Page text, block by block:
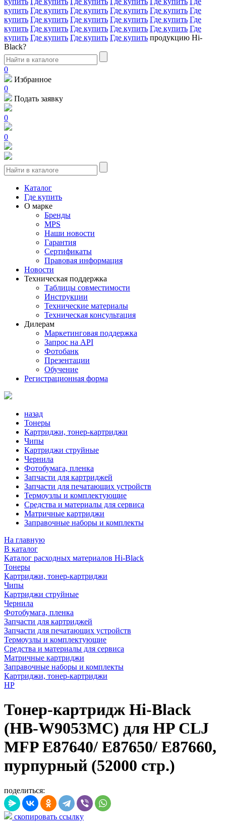
купить Где купить Где купить Где купить Где купить Где
купить Где купить Где купить Где купить Где купить Где
купить Где купить Где купить Где купить Где купить Где
купить Где купить Где купить Где купить продукцию Hi-
Black?
0
Избранное
0
Подать заявку
0
0
Каталог
Где купить
О марке
Бренды
MPS
Наши новости
Гарантия
Сертификаты
Правовая информация
Новости
Техническая поддержка
Таблицы совместимости
Инструкции
Технические материалы
Техническая консультация
Дилерам
Маркетинговая поддержка
Запрос на API
Фотобанк
Презентации
Обучение
Регистрационная форма
назад
Тонеры
Картриджи, тонер-картриджи
Чипы
Картриджи струйные
Чернила
Фотобумага, пленка
Запчасти для картриджей
Запчасти для печатающих устройств
Термоузлы и комплектующие
Средства и материалы для сервиса
Матричные картриджи
Заправочные наборы и комплекты
На главную
В каталог
Каталог расходных материалов Hi-Black
Тонеры
Картриджи, тонер-картриджи
Чипы
Картриджи струйные
Чернила
Фотобумага, пленка
Запчасти для картриджей
Запчасти для печатающих устройств
Термоузлы и комплектующие
Средства и материалы для сервиса
Матричные картриджи
Заправочные наборы и комплекты
Картриджи, тонер-картриджи
HP
Тонер-картридж Hi-Black
(HB-W9053MC) для HP CLJ
MFP E87640/ E87650/ E87660,
пурпурный (52000 стр.)
поделиться:
скопировать ссылку